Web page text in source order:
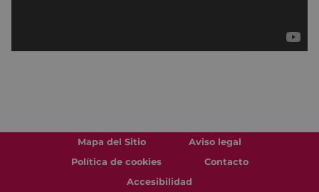
Mapa del Sitio
Aviso legal
Política de cookies
Contacto
Accesibilidad